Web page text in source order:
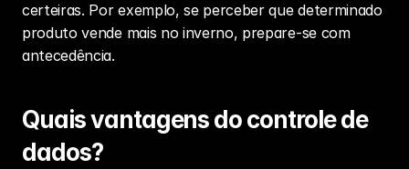
certeiras. Por exemplo, se perceber que determinado
produto vende mais no inverno, prepare-se com
antecedência.
Quais vantagens do controle de
dados?